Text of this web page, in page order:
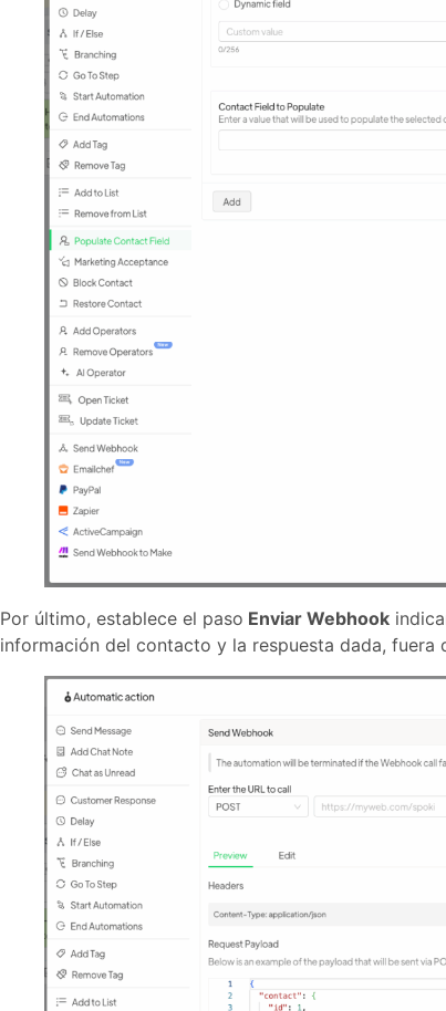
Por último, establece el paso Enviar Webhook
información del contacto y la respuesta dada, fuera